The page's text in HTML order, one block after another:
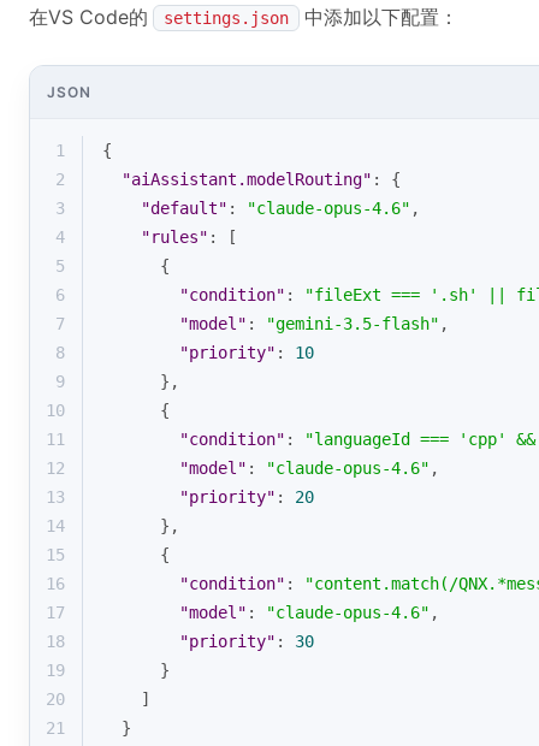
在VS Code的 settings.json 中添加以下配置：
JSON
1
{
2
"aiAssistant.modelRouting" : {
3
"default" : "claude-opus-4.6" ,
4
"rules" : [
5
      {
6
"condition" :
"fileExt === '.sh' ||
7
"model" : "gemini-3.5-flash" ,
8
"priority" : 10
9
      },
10
      {
11
"condition" :
"languageId === 'cpp'
12
"model" : "claude-opus-4.6" ,
13
"priority" : 20
14
      },
15
      {
16
"condition" :
"content.match(/
17
"model" : "claude-opus-4.6" ,
18
"priority" : 30
19
      }
20
    ]
21
  }